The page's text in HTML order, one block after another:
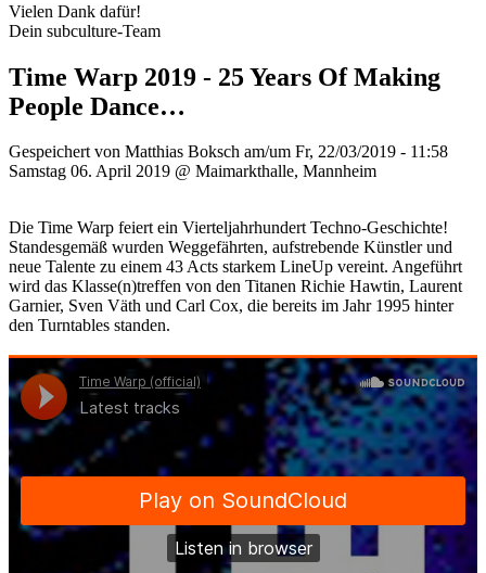
Vielen Dank dafür!
Dein subculture-Team
Time Warp 2019 - 25 Years Of Making
People Dance…
Gespeichert von Matthias Boksch am/um Fr, 22/03/2019 - 11:58
Samstag 06. April 2019 @ Maimarkthalle, Mannheim
Die Time Warp feiert ein Vierteljahrhundert Techno-Geschichte!
Standesgemäß wurden Weggefährten, aufstrebende Künstler und
neue Talente zu einem 43 Acts starkem LineUp vereint. Angeführt
wird das Klasse(n)treffen von den Titanen Richie Hawtin, Laurent
Garnier, Sven Väth und Carl Cox, die bereits im Jahr 1995 hinter
den Turntables standen.